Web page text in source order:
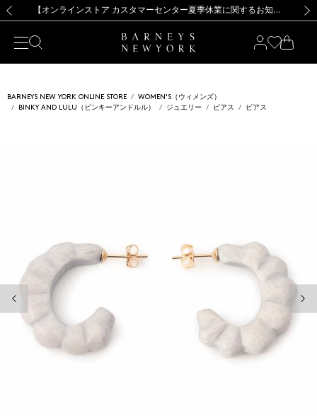
新規登録のお客様も対象！＜MY BARNEYS＞会員のお客様は11,000円（税込）以上のお買上げで常時送料無料！お買い物の際は会員登録を！
【夏季休業に伴う出荷一時停止のお知らせ】(2026.8.7) 【オンラインストア カスタマーセンター夏季休業に関するお知らせ】（2026.8.7）
【夏季休業に伴う返品・交換承り一時停止のお知らせ】（2026.8.5）
熊本県を中心とした地震の影響によるお荷物のお届けについて
【開催中】SUMMER SALEのご案内・ご注意事項 新規登録のお客様も対象！＜MY BARNEYS＞会員のお客様は11,000円（税込）以上のお買上げで常時送料無料！お買い物の際は会員登録を！
【夏季休業に伴う出荷一時停止のお知らせ】(2026.8.7)
BARNEYS NEW YORK ONLINE STORE
WOMEN'S（ウィメンズ）
BINKY AND LULU（ビンキーアンドルル）
ジュエリー ピアス ピアス